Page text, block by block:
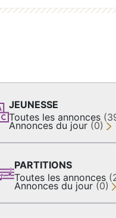
JEUNESSE
Toutes les annonces
Annonces du jour (0)
PARTITIONS
Toutes les annonces
Annonces du jour (0)